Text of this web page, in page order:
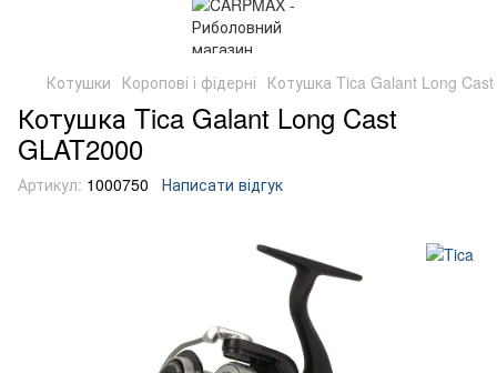
Котушки Коропові і фідерні Котушка Tica Galant Long
Котушка Tica Galant Long Cast
GLAT2000
Артикул: 1000750 Написати відгук